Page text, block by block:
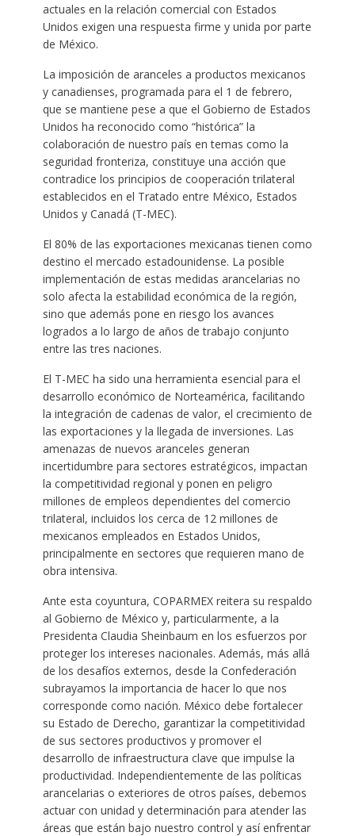
actuales en la relación comercial con Estados
Unidos exigen una respuesta firme y unida por parte
de México.
La imposición de aranceles a productos mexicanos
y canadienses, programada para el 1 de febrero,
que se mantiene pese a que el Gobierno de Estados
Unidos ha reconocido como “histórica” la
colaboración de nuestro país en temas como la
seguridad fronteriza, constituye una acción que
contradice los principios de cooperación trilateral
establecidos en el Tratado entre México, Estados
Unidos y Canadá (T-MEC).
El 80% de las exportaciones mexicanas tienen como
destino el mercado estadounidense. La posible
implementación de estas medidas arancelarias no
solo afecta la estabilidad económica de la región,
sino que además pone en riesgo los avances
logrados a lo largo de años de trabajo conjunto
entre las tres naciones.
El T-MEC ha sido una herramienta esencial para el
desarrollo económico de Norteamérica, facilitando
la integración de cadenas de valor, el crecimiento de
las exportaciones y la llegada de inversiones. Las
amenazas de nuevos aranceles generan
incertidumbre para sectores estratégicos, impactan
la competitividad regional y ponen en peligro
millones de empleos dependientes del comercio
trilateral, incluidos los cerca de 12 millones de
mexicanos empleados en Estados Unidos,
principalmente en sectores que requieren mano de
obra intensiva.
Ante esta coyuntura, COPARMEX reitera su respaldo
al Gobierno de México y, particularmente, a la
Presidenta Claudia Sheinbaum en los esfuerzos por
proteger los intereses nacionales. Además, más allá
de los desafíos externos, desde la Confederación
subrayamos la importancia de hacer lo que nos
corresponde como nación. México debe fortalecer
su Estado de Derecho, garantizar la competitividad
de sus sectores productivos y promover el
desarrollo de infraestructura clave que impulse la
productividad. Independientemente de las políticas
arancelarias o exteriores de otros países, debemos
actuar con unidad y determinación para atender las
áreas que están bajo nuestro control y así enfrentar